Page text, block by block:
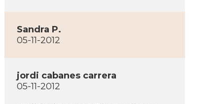
Sandra P.
05-11-2012
jordi cabanes carrera
05-11-2012